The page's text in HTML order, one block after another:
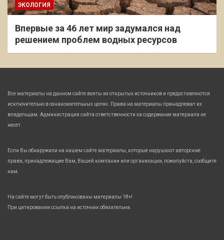
ЭКОЛОГИЯ
Впервые за 46 лет мир задумался над
решением проблем водных ресурсов
Все материалы на данном сайте взяты из открытых источников и предоставляются
исключительно в ознакомительных целях. Права на материалы принадлежат их
владельцам. Администрация сайта ответственности за содержание материала не
несет.
Если Вы обнаружили на нашем сайте материалы, которые нарушают авторские
права, принадлежащие Вам, Вашей компании или организации, пожалуйста, сообщите
нам.
На сайте могут быть опубликованы материалы 18+!
При цитировании ссылка на источник обязательна.